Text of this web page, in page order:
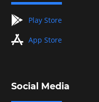
googleplay Play Store
appstore App Store
Social Media